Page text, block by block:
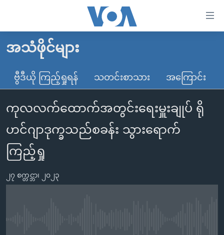
လွယ်ကူ
သည့်
များ
ပင်မ
အကြောင်းအရာ
သို့
ကျော်
ကြည့်
မူလစာမျက်နှာ
မြန်မာ
ကမ္ဘာ့သတင်းများ
နိုင်ငံတကာ
အမေရိကန်
တရုတ်
အစ္စရေး-ပါလက်စတိုင်း
ဗွီဒီယို
သတင်းလွတ်လပ်ခွင့်
ရပ်ဝန်းတခု လမ်းတခု အလွန်
အင်္ဂလိပ်စာလေ့လာမယ်
အမေရိကန်သုံးအီဒီယံ
အပတ်စဉ်ကဏ္ဍများ
အသံဖိုင်များ
ဗွီဒီယို ကြည့်ရှုရန် သတင်းစာသား အကြောင်း
ကုလလက်ထောက်အတွင်းရေးမှူးချုပ် ရို
ဟင်ဂျာဒုက္ခသည်စခန်း သွားရောက်
ကြည့်ရှု
၂၇ စက္တင္ဘာ၊ ၂၀၂၃